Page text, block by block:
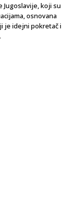
Jugoslavije, koji su
osnovana
je idejni pokretač i